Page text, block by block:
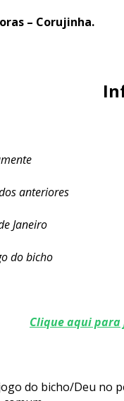
– Corujinha.
anteriores
Janeiro
do bicho
Clique aqui para
do bicho/Deu no